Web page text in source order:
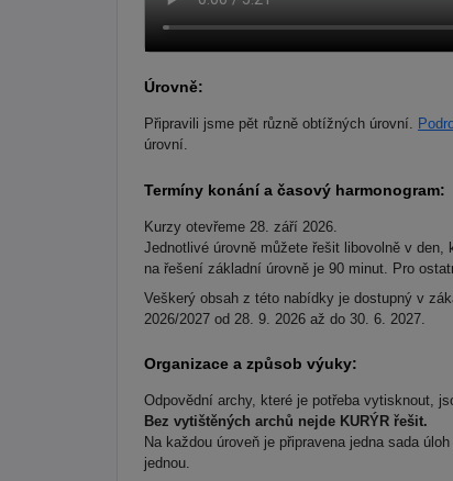
Úrovně:
Připravili jsme pět různě obtížných úrovní.
úrovní.
Termíny konání a časový harmonogram:
Kurzy otevřeme 28. září 2026.
Jednotlivé úrovně můžete řešit libovolně v
na řešení základní úrovně je 90 minut. Pro
Veškerý obsah z této nabídky je dostupný v
2026/2027 od 28. 9. 2026 až do 30. 6. 2027.
Organizace a způsob výuky:
Odpovědní archy, které je potřeba vytisknout,
Bez vytištěných archů nejde KURÝR řešit.
Na každou úroveň je připravena jedna sada
jednou.